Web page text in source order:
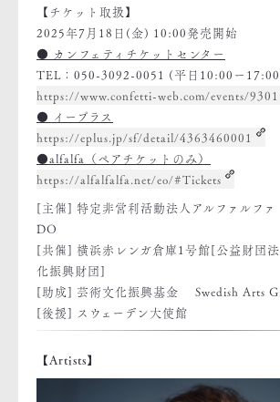
【チケット取扱】
2025年7月18日(金) 10:00発売開始
● カンフェティチケットセンター
TEL：050-3092-0051 (平日10:00ー
https://www.confetti-web.com/events/9301
● イープラス
https://eplus.jp/sf/detail/4363460001
●alfalfa（ペアチケットのみ）
https://alfalfalfa.net/eo/#Tickets
[主催] 特定非営利活動法人アルファルフ
DO
[共催] 横浜赤レンガ倉庫1号館[公益財団
化振興財団]
[助成] 芸術文化振興基金 Swedish Arts
[後援] スウェーデン大使館
【Artists】